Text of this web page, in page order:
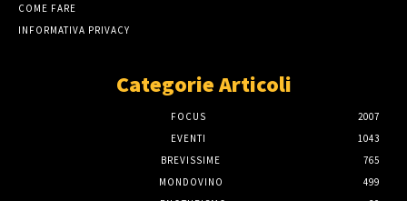
COME FARE
INFORMATIVA PRIVACY
Categorie Articoli
FOCUS
2007
EVENTI
1043
BREVISSIME
765
MONDOVINO
499